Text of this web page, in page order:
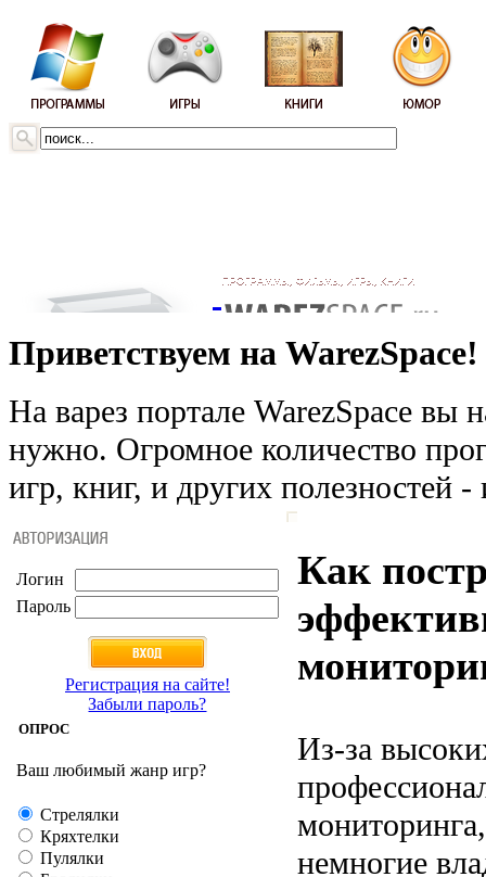
Приветствуем на WarezSpace!
На варез портале WarezSpace вы
нужно. Огромное количество
игр, книг, и других полезностей
Логин
Пароль
Регистрация на сайте!
Забыли пароль?
ОПРОС
Ваш любимый жанр игр?
Стрелялки
Кряхтелки
Пулялки
Как
Из-за
немногие